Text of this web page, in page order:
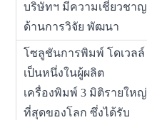
บริษัทฯ มีความเชี่ยวชาญ
ด้านการวิจัย พัฒนา
โซลูชันการพิมพ์ โดเวลล์
เป็นหนึ่งในผู้ผลิต
เครื่องพิมพ์ 3 มิติรายใหญ่
ที่สุดของโลก ซึ่งได้รับ